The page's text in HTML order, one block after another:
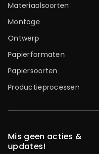
Materiaalsoorten
Montage
Ontwerp
Papierformaten
Papiersoorten
Productieprocessen
Mis geen acties &
updates!